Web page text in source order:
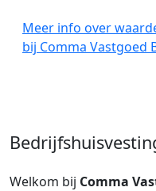
Meer info over
bij Comma Vastgoed
Welkom bij Comma